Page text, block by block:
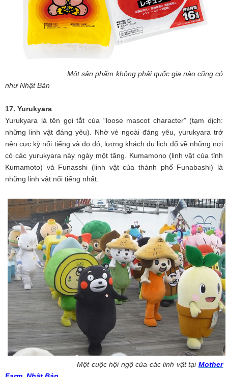
Một sản phẩm không phải quốc gia nào cũng có
như Nhật Bản
17. Yurukyara
Yurukyara là tên gọi tắt của “loose mascot character” (tạm dịch:
những linh vật đáng yêu). Nhờ vẻ ngoài đáng yêu, yurukyara trở
nên cực kỳ nổi tiếng và do đó, lượng khách du lịch đổ về những nơi
có các yurukyara này ngày một tăng. Kumamono (linh vật của tỉnh
Kumamoto) và Funasshi (linh vật của thành phố Funabashi) là
những linh vật nổi tiếng nhất.
Một cuộc hội ngộ của các linh vật tại Mother